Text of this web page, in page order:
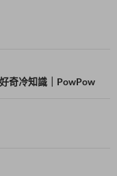
奇冷知識｜PowPow